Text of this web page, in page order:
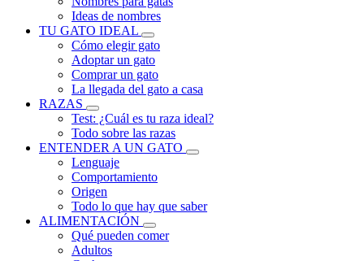
Ideas de nombres
TU GATO IDEAL
Cómo elegir gato
Adoptar un gato
Comprar un gato
La llegada del gato a casa
RAZAS
Test: ¿Cuál es tu raza ideal?
Todo sobre las razas
ENTENDER A UN GATO
Lenguaje
Comportamiento
Origen
Todo lo que hay que saber
ALIMENTACIÓN
Qué pueden comer
Adultos